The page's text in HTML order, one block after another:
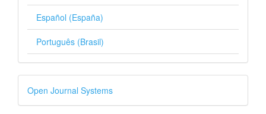
Español (España)
Português (Brasil)
Desenvolvido
por
Open Journal Systems